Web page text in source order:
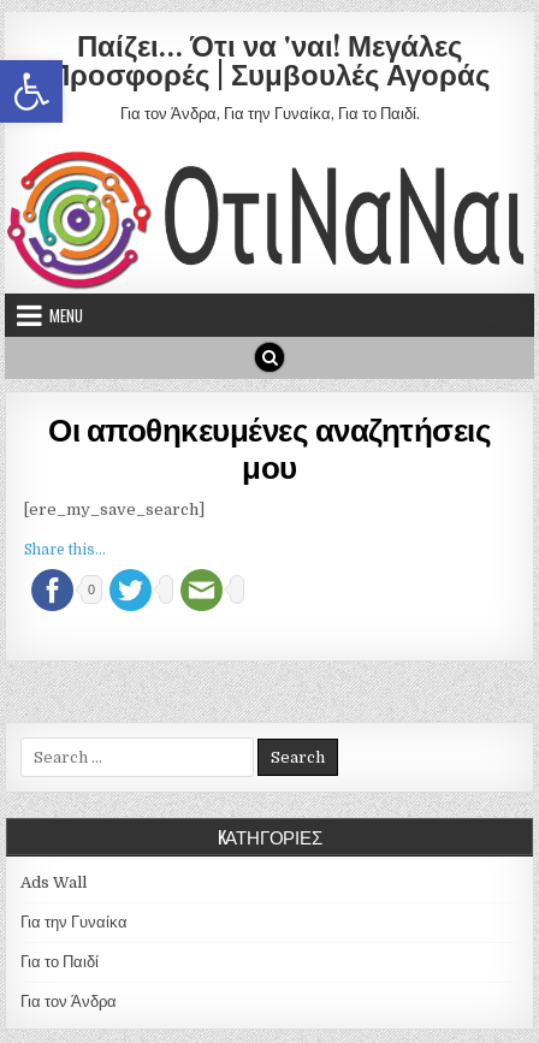
Ανοίξτε τη γραμμή εργαλείων
Skip to content
Παίζει… Ότι να 'ναι! Μεγάλες
Προσφορές | Συμβουλές Αγοράς
Για τον Άνδρα, Για την Γυναίκα, Για το Παιδί.
MENU
Οι αποθηκευμένες αναζητήσεις
μου
[ere_my_save_search]
Share this...
0
Search for:
KΑΤΗΓΟΡΊΕΣ
Ads Wall
Για την Γυναίκα
Για το Παιδί
Για τον Άνδρα